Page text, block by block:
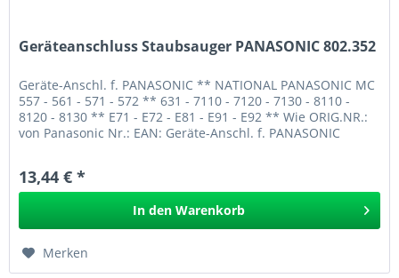
Geräteanschluss Staubsauger PANASONIC 802.352
Geräte-Anschl. f. PANASONIC ** NATIONAL PANASONIC MC
557 - 561 - 571 - 572 ** 631 - 7110 - 7120 - 7130 - 8110 -
8120 - 8130 ** E71 - E72 - E81 - E91 - E92 ** Wie ORIG.NR.:
von Panasonic Nr.: EAN: Geräte-Anschl. f. PANASONIC
13,44 € *
In den Warenkorb
Merken